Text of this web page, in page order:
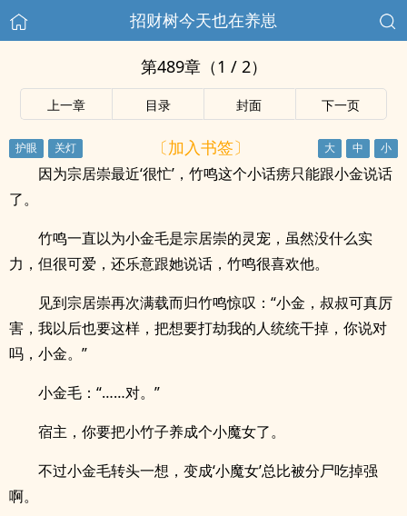
招财树今天也在养崽
第489章（1 / 2）
上一章 目录 封面 下一页
〔加入书签〕
因为宗居崇最近‘很忙’，竹鸣这个小话痨只能跟小金说话
了。
竹鸣一直以为小金毛是宗居崇的灵宠，虽然没什么实
力，但很可爱，还乐意跟她说话，竹鸣很喜欢他。
见到宗居崇再次满载而归竹鸣惊叹：“小金，叔叔可真厉
害，我以后也要这样，把想要打劫我的人统统干掉，你说对
吗，小金。”
小金毛：“……对。”
宿主，你要把小竹子养成个小魔女了。
不过小金毛转头一想，变成‘小魔女’总比被分尸吃掉强
啊。